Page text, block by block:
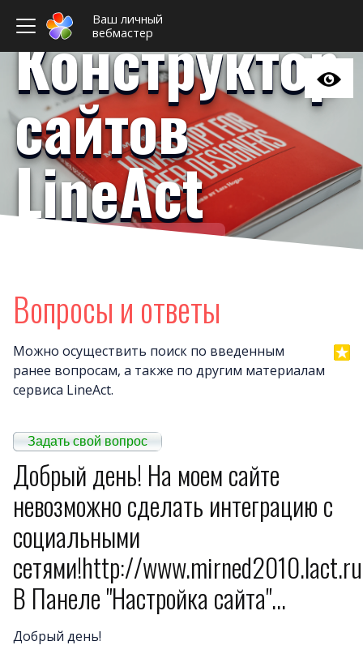
Ваш личный
вебмастер
Дизайны
Почему LineAct
О
Конструктор
сайтов
LineAct
Ваш личный вебмастер
Вопросы и ответы
Можно осуществить поиск по введенным
ранее вопросам, а также по другим материалам
сервиса LineAct.
Задать свой вопрос
Добрый день! На моем сайте
невозможно сделать интеграцию с
социальными
сетями!http://
В Панеле "Настройка сайта"...
Добрый день!